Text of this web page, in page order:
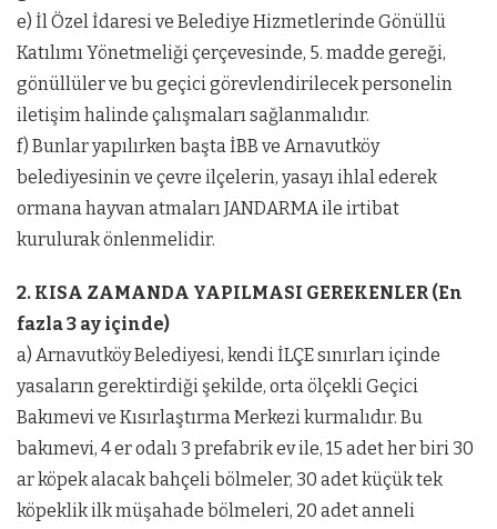
e) İl Özel İdaresi ve Belediye Hizmetlerinde Gönüllü
Katılımı Yönetmeliği çerçevesinde, 5. madde gereği,
gönüllüler ve bu geçici görevlendirilecek personelin
iletişim halinde çalışmaları sağlanmalıdır.
f) Bunlar yapılırken başta İBB ve Arnavutköy
belediyesinin ve çevre ilçelerin, yasayı ihlal ederek
ormana hayvan atmaları JANDARMA ile irtibat
kurulurak önlenmelidir.
2. KISA ZAMANDA YAPILMASI GEREKENLER (En
fazla 3 ay içinde)
a) Arnavutköy Belediyesi, kendi İLÇE sınırları içinde
yasaların gerektirdiği şekilde, orta ölçekli Geçici
Bakımevi ve Kısırlaştırma Merkezi kurmalıdır. Bu
bakımevi, 4 er odalı 3 prefabrik ev ile, 15 adet her biri 30
ar köpek alacak bahçeli bölmeler, 30 adet küçük tek
köpeklik ilk müşahade bölmeleri, 20 adet anneli